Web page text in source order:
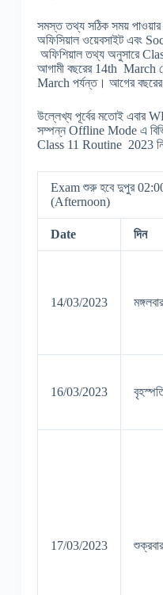
সমস্ত তথ্য সঠিক সময়
অফিসিয়াল ওয়েবসাইট এবং
অফিশিয়াল তথ্য অনুসারে
আগামী বছরের 14th March
March পর্যন্ত। আগের বছরের
উল্লেখ্য পূর্বের মতোই এবার
সম্পন্ন Offline Mode এ
Class 11 Routine 2023
Exam শুরু হবে দুপুর 02:00
(Afternoon)
Date দিন
14/03/2023 মঙ্গলবার
16/03/2023
17/03/2023 শুক্রবার